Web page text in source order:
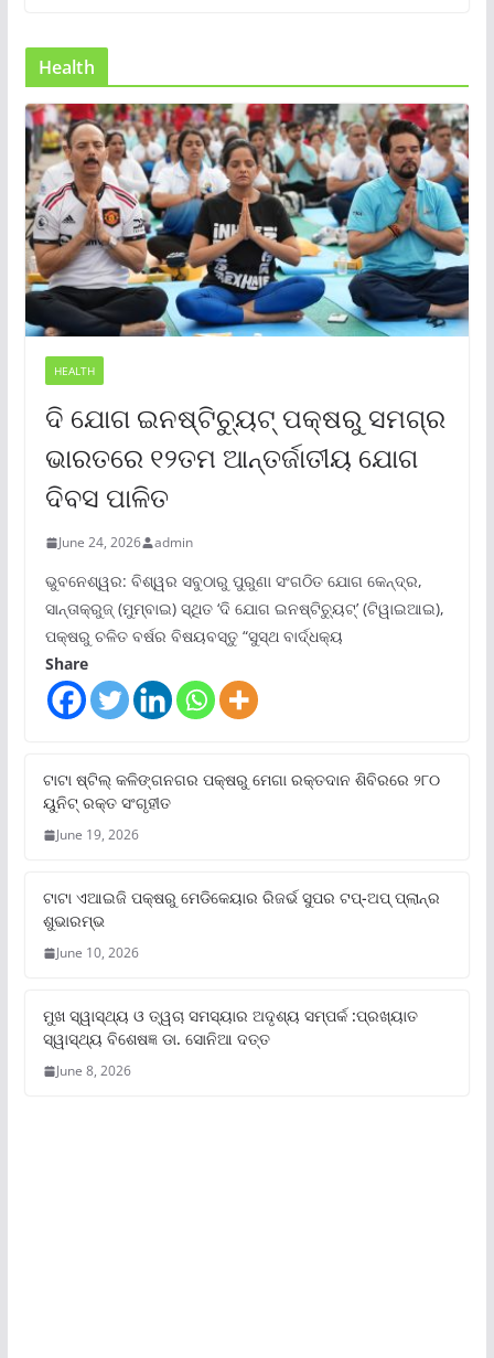
Health
HEALTH
ଦି ଯୋଗ ଇନଷ୍ଟିଚ୍ୟୁଟ୍ ପକ୍ଷରୁ ସମଗ୍ର
ଭାରତରେ ୧୨ତମ ଆନ୍ତର୍ଜାତୀୟ ଯୋଗ
ଦିବସ ପାଳିତ
June 24, 2026 admin
ଭୁବନେଶ୍ୱର: ବିଶ୍ୱର ସବୁଠାରୁ ପୁରୁଣା ସଂଗଠିତ ଯୋଗ କେନ୍ଦ୍ର,
ସାନ୍ତାକ୍ରୁଜ୍ (ମୁମ୍ବାଇ) ସ୍ଥିତ ‘ଦି ଯୋଗ ଇନଷ୍ଟିଚ୍ୟୁଟ୍‌’ (ଟିୱାଇଆଇ),
ପକ୍ଷରୁ ଚଳିତ ବର୍ଷର ବିଷୟବସ୍ତୁ “ସୁସ୍ଥ ବାର୍ଦ୍ଧକ୍ୟ
Share
ଟାଟା ଷ୍ଟିଲ୍‌ କଳିଙ୍ଗନଗର ପକ୍ଷରୁ ମେଗା ରକ୍ତଦାନ ଶିବିରରେ ୨୮୦
ୟୁନିଟ୍‌ ରକ୍ତ ସଂଗୃହୀତ
June 19, 2026
ଟାଟା ଏଆଇଜି ପକ୍ଷରୁ ମେଡିକେୟାର ରିଜର୍ଭ ସୁପର ଟପ୍‌-ଅପ୍ ପ୍ଲାନ୍‌ର
ଶୁଭାରମ୍ଭ
June 10, 2026
ମୁଖ ସ୍ୱାସ୍ଥ୍ୟ ଓ ତ୍ୱଚା ସମସ୍ୟାର ଅଦୃଶ୍ୟ ସମ୍ପର୍କ :ପ୍ରଖ୍ୟାତ
ସ୍ୱାସ୍ଥ୍ୟ ବିଶେଷଜ୍ଞ ଡା. ସୋନିଆ ଦତ୍ତ
June 8, 2026